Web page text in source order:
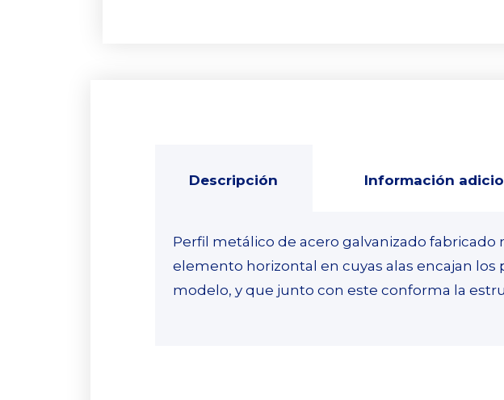
Descripción Información
Perfil metálico de acero galvanizado
elemento horizontal en cuyas alas encajan los
modelo, y que junto con este conforma la